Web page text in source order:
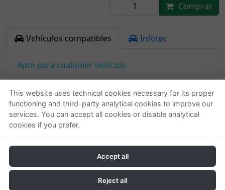
Comprar
Vehículos compatibles Infotec
Apto para cualquier vehículo
Quienes somos
Empresa
Ayuda
Condiciones generales
Política de privacidad
Política de cookies
This website uses technical cookies necessary for its proper
functioning and third-party analytical cookies to improve our
services. You can accept all cookies or disable analytical
cookies if you prefer.
Accept all
Reject all